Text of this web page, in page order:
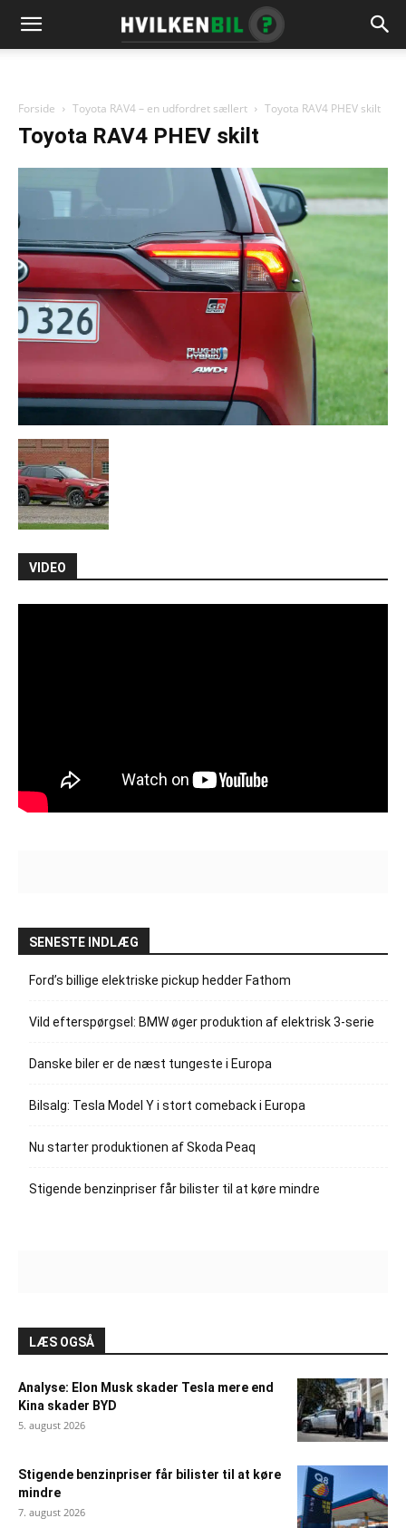
Forside Toyota RAV4 – en udfordret sællert Toyota RAV4 PHEV skilt
Toyota RAV4 PHEV skilt
VIDEO
SENESTE INDLÆG
Ford’s billige elektriske pickup hedder Fathom
Vild efterspørgsel: BMW øger produktion af elektrisk 3-serie
Danske biler er de næst tungeste i Europa
Bilsalg: Tesla Model Y i stort comeback i Europa
Nu starter produktionen af Skoda Peaq
Stigende benzinpriser får bilister til at køre mindre
LÆS OGSÅ
Analyse: Elon Musk skader Tesla mere end
Kina skader BYD
5. august 2026
Stigende benzinpriser får bilister til at køre
mindre
7. august 2026